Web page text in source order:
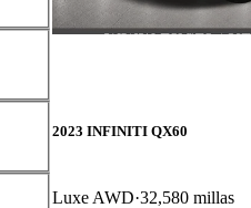
2023 INFINITI QX60
Luxe AWD 32,580 millas